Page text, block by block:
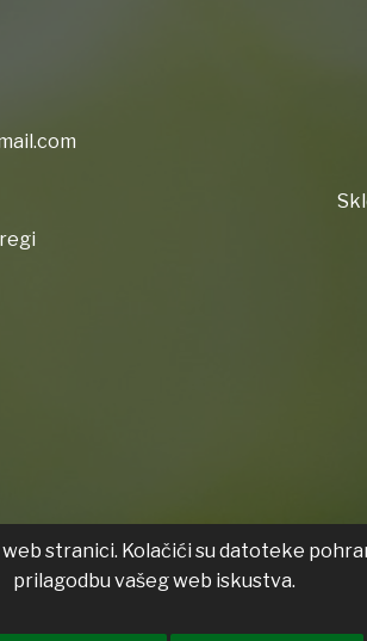
stranici. Kolačići su datoteke
prilagodbu vašeg web iskustva.